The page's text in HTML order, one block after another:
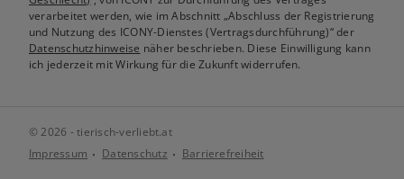
verarbeitet werden, wie im Abschnitt „Abschluss der Registrierung
und Nutzung des ICONY-Dienstes (Vertragsdurchführung)“ der
Datenschutzhinweise näher beschrieben. Diese Einwilligung kann
ich jederzeit mit Wirkung für die Zukunft widerrufen.
© 2026 - tierisch-verliebt.at
Impressum
Datenschutz Barrierefreiheit